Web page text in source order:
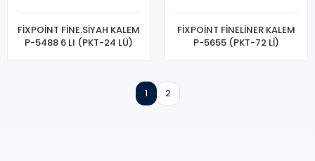
FİXPOİNT FİNE.SİYAH KALEM
P-5488 6 LI (PKT-24 LÜ)
FİXPOİNT FİNELİNER KALEM
P-5655 (PKT-72 Lİ)
1 2